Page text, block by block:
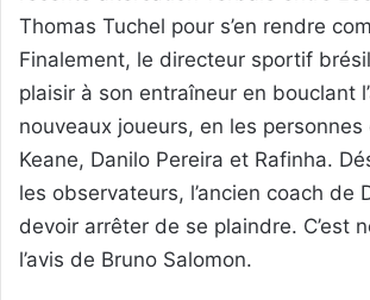
Thomas Tuchel pour s’en rendre
Finalement, le directeur sportif
plaisir à son entraîneur en bouclant
nouveaux joueurs, en les personnes
Keane, Danilo Pereira et Rafinha.
les observateurs, l’ancien coach de
devoir arrêter de se plaindre. C’est
l’avis de Bruno Salomon.